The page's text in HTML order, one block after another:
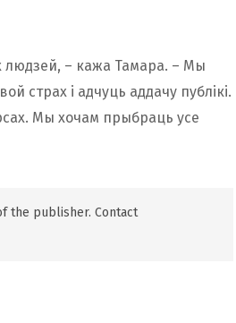
людзей, – кажа Тамара. – Мы
страх і адчуць аддачу публікі.
Мы хочам прыбраць усе
the publisher. Contact